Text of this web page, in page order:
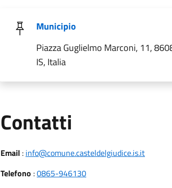
Municipio
Piazza Guglielmo Marconi, 11,
IS, Italia
Contatti
Email: info@comune.casteldelgiudice.is.it
Telefono :0865-946130